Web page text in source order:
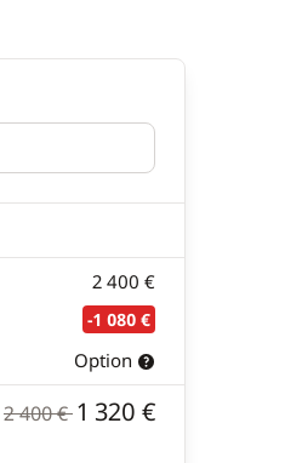
2 400 €
-1 080 €
Option
2 400 €1 320 €